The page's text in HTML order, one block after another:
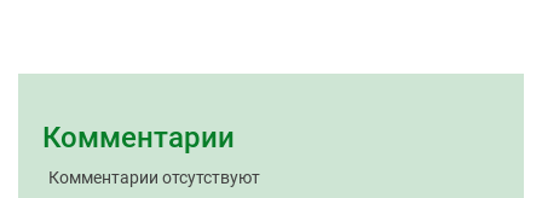
Комментарии
Комментарии отсутствуют